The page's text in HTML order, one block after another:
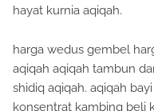
hayat kurnia aqiqah.
harga wedus gembel
aqiqah aqiqah tambun
shidiq aqiqah. aqiqah
konsentrat kambing beli